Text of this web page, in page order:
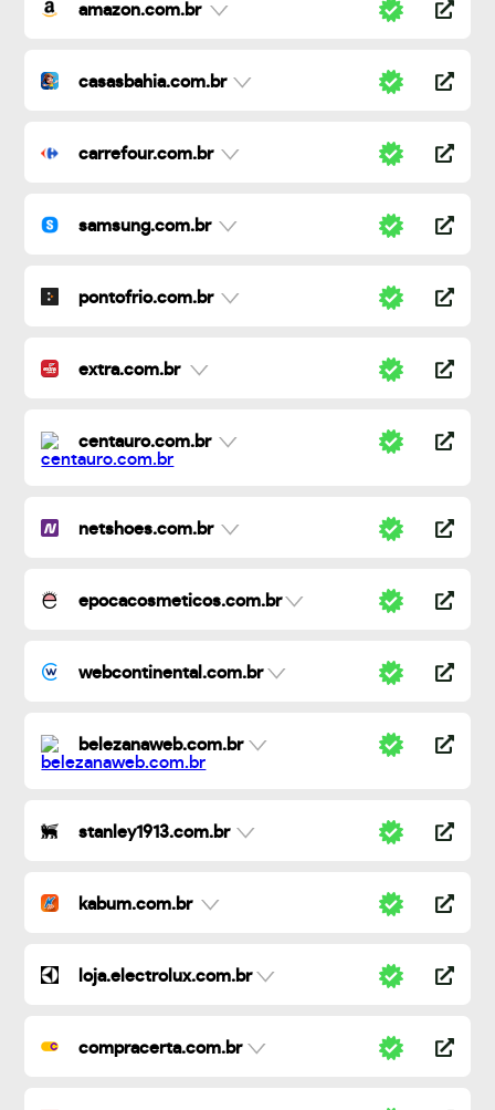
amazon.com.br
casasbahia.com.br
carrefour.com.br
samsung.com.br
pontofrio.com.br
extra.com.br
centauro.com.br
netshoes.com.br
epocacosmeticos.com.br
webcontinental.com.br
belezanaweb.com.br
stanley1913.com.br
kabum.com.br
loja.electrolux.com.br
compracerta.com.br